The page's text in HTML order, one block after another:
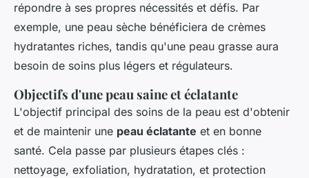
répondre à ses propres nécessités et défis. Par
exemple, une peau sèche bénéficiera de crèmes
hydratantes riches, tandis qu'une peau grasse aura
besoin de soins plus légers et régulateurs.
Objectifs d'une peau saine et éclatante
L'objectif principal des soins de la peau est d'obtenir
et de maintenir une peau éclatante et en bonne
santé. Cela passe par plusieurs étapes clés :
nettoyage, exfoliation, hydratation, et protection